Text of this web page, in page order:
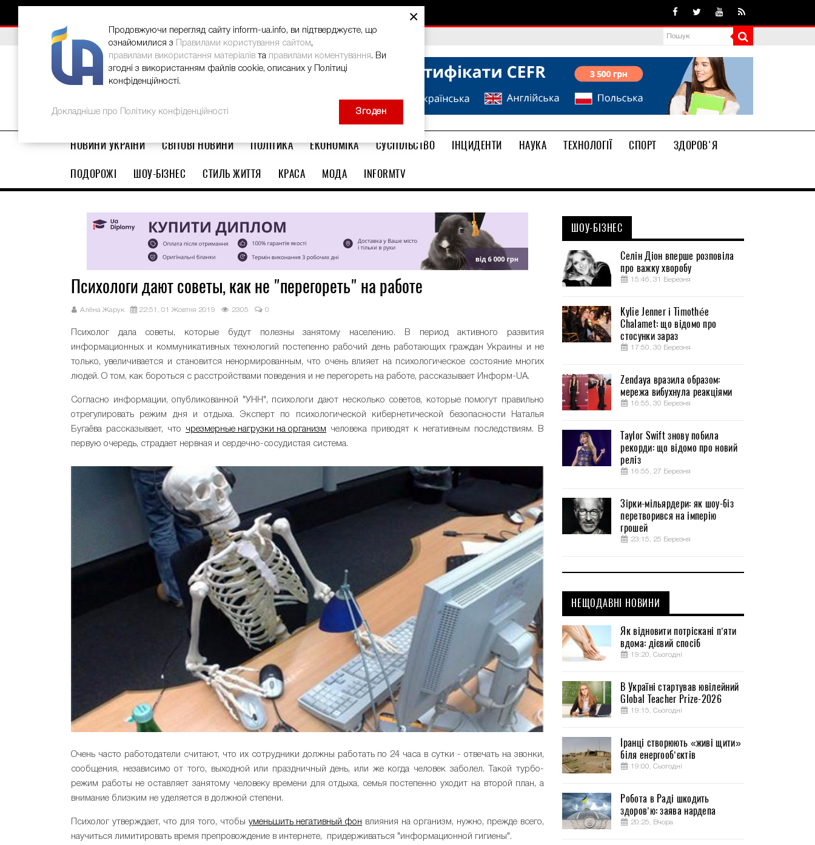
ВИБІР РЕДАКЦІЇ В Україні стартував ювілейний Global Teacher Prize-2026
НОВИНИ УКРАЇНИ СВІТОВІ НОВИНИ ПОЛІТИКА ЕКОНОМІКА СУСПІЛЬСТВО ІНЦИДЕНТИ НАУКА ТЕХНОЛОГІЇ СПОРТ
ЗДОРОВ'Я
ПОДОРОЖІ
ШОУ-БІЗНЕС СТИЛЬ ЖИТТЯ КРАСА МОДА INFORMTV
Психологи дают советы, как не "перегореть" на работе
Алёна Жарук 22:51, 01 Жовтня 2019 2305 0
Психолог дала советы, которые будут полезны занятому населению. В период активного развития
информационных и коммуникативных технологий постепенно рабочий день работающих граждан Украины и не
только, увеличивается и становится ненормированным, что очень влияет на психологическое состояние многих
людей. О том, как бороться с расстройствами поведения и не перегореть на работе, рассказывает Информ-UA.
Согласно информации, опубликованной "УНН", психологи дают несколько советов, которые помогут правильно
отрегулировать режим дня и отдыха. Эксперт по психологической кибернетической безопасности Наталья
Бугаёва рассказывает, что чрезмерные нагрузки на организм человека приводят к негативным последствиям. В
первую очередь, страдает нервная и сердечно-сосудистая система.
Очень часто работодатели считают, что их сотрудники должны работать по 24 часа в сутки - отвечать на звонки,
сообщения, независимо от того, выходной или праздничный день, или же когда человек заболел. Такой турбо-
режим работы не оставляет занятому человеку времени для отдыха, семья постепенно уходит на второй план, а
внимание близким не уделяется в должной степени.
Психолог утверждает, что для того, чтобы уменьшить негативный фон влияния на организм, нужно, прежде всего,
научиться лимитировать время препровождение в интернете, придерживаться "информационной гигиены".
ШОУ-БІЗНЕС
Селін Діон вперше розповіла
про важку хворобу
15:46, 31 Березня
Kylie Jenner і Timothée
Chalamet: що відомо про
стосунки зараз
17:50, 30 Березня
Zendaya вразила образом:
мережа вибухнула реакціями
16:55, 30 Березня
Taylor Swift знову побила
рекорди: що відомо про новий
реліз
16:55, 27 Березня
Зірки-мільярдери: як шоу-біз
перетворився на імперію
грошей
23:15, 25 Березня
НЕЩОДАВНІ НОВИНИ
Як відновити потріскані п’яти
вдома: дієвий спосіб
19:20, Сьогодні
В Україні стартував ювілейний
Global Teacher Prize-2026
19:15, Сьогодні
Іранці створюють «живі щити»
біля енергооб’єктів
19:00, Сьогодні
Робота в Раді шкодить
здоров’ю: заява нардепа
20:25, Вчора
×
Продовжуючи перегляд сайту inform-ua.info, ви підтверджуєте, що
ознайомилися з
Правилами користування сайтом,
правилами використання матеріалів та правилами коментування. Ви
згодні з використанням файлів cookie, описаних у Політиці
конфіденційності.
Докладніше про Політику конфіденційності Згоден